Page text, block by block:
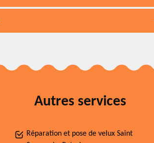
Autres services
Réparation et pose de velux Saint